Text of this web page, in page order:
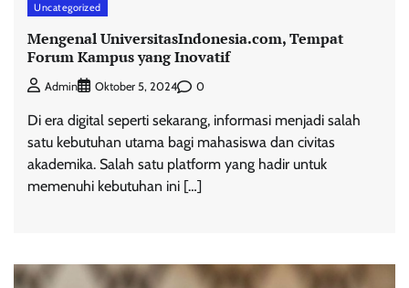
Uncategorized
Mengenal UniversitasIndonesia.com, Tempat
Forum Kampus yang Inovatif
Admin Oktober 5, 2024 0
Di era digital seperti sekarang, informasi menjadi salah
satu kebutuhan utama bagi mahasiswa dan civitas
akademika. Salah satu platform yang hadir untuk
memenuhi kebutuhan ini […]